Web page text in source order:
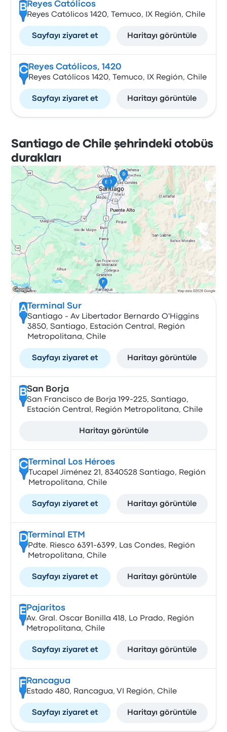
B Reyes Católicos
Reyes Católicos 1420, Temuco, IX Región, Chile
Sayfayı ziyaret et Haritayı görüntüle
CReyes Católicos, 1420
Reyes Católicos 1420, Temuco, IX Región, Chile
Sayfayı ziyaret et Haritayı görüntüle
Santiago de Chile şehrindeki otobüs
durakları
A Terminal Sur
Santiago - Av Libertador Bernardo O'Higgins
3850, Santiago, Estación Central, Región
Metropolitana, Chile
Sayfayı ziyaret et Haritayı görüntüle
BSan Borja
San Francisco de Borja 199-225, Santiago,
Estación Central, Región Metropolitana, Chile
Haritayı görüntüle
CTerminal Los Héroes
Tucapel Jiménez 21, 8340528 Santiago, Región
Metropolitana, Chile
Sayfayı ziyaret et Haritayı görüntüle
DTerminal ETM
Pdte. Riesco 6391-6399, Las Condes, Región
Metropolitana, Chile
Sayfayı ziyaret et Haritayı görüntüle
E Pajaritos
Av. Gral. Oscar Bonilla 418, Lo Prado, Región
Metropolitana, Chile
Sayfayı ziyaret et Haritayı görüntüle
F Rancagua
Estado 480, Rancagua, VI Región, Chile
Sayfayı ziyaret et Haritayı görüntüle